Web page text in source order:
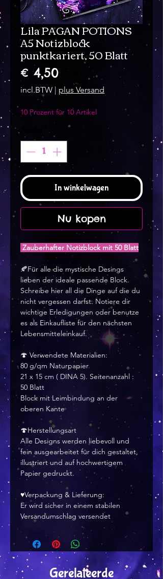
Lila PAGAN POTIONS
A5 Notizblock
punktkariert, 50 Blatt
€ 4,50Prijs
incl.BTW | plus Versand
10 Prozent für 10 Artikel
In winkelwagen
Nu kopen
Zauberhafter Notizblock mit 50 Blatt
🍂Für alle die mystische Desings
lieben der ideale passende Block.
Schreibe hier all die Dinge auf die du
nicht vergessen darfst. Notiere dir
wichtige Erledigungen oder benutze
es als Einkaufliste für den nächsten
Lebensmitteleinkauf.
🍄 Verwendete Materialien:
80 g/qm Naturpapier
21 x 15 cm ( DINA 5). Seitenanzahl :
50 Blatt
Block mit Leimbindung an der
oberen Kante
🍄Herstellungsart
Alle Designs werden liebevoll und
fein ausgearbeitet für dich gestaltet,
illustriert und auf hochwertigem
Papier gedruckt.
♥Verpackung & Lieferung:
Er wird sicher in einem stabilen
Versandumschlag versendet
Gerelateerde